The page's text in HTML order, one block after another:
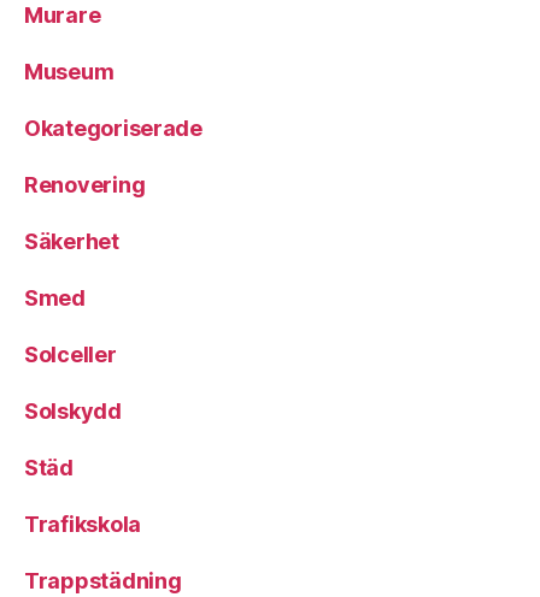
Murare
Museum
Okategoriserade
Renovering
Säkerhet
Smed
Solceller
Solskydd
Städ
Trafikskola
Trappstädning